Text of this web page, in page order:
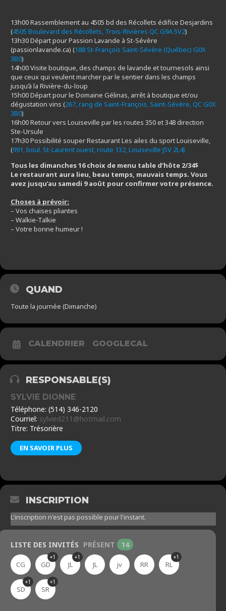
13h00 Rassemblement au 4505 bd des Récollets édifice Desjardins
(4505 Boulevard des Récollets, Trois-Rivières QC G9A 5V2)
13h30 Départ pour Passion Lavande à St-Sévère
(passionlavande.ca) (188 St-François Saint-Sévère (Québec) G0X
3B0)
14h00 Visite boutique, des champs de lavande et tournesols ainsi
que ceux qui veulent marcher par le sentier dans les champs
jusqu’à la Rivière-du-loup
15h00 Départ pour le Domaine Gélinas, arrêt à boutique et/ou
dégustation vins (267, rang de Saint-François, Saint-Sévère, QC G0X
3B0)
16h00 Retour vers Louiseville par les routes 350 et 348 direction
Ste-Ursule
17h30 Possibilité souper Restaurant Les ailes du sport Louiseville,
(991, boul. St-Laurent ouest, route 132, Louiseville J5V 2L4)
Tous les dimanches 16 choix de menu table d’hôte 2/34$
Le restaurant aura lieu, beau temps, mauvais temps. Vous
avez jusqu’au samedi 9 août pour confirmer votre présence.
Choses à prévoir:
– Vos chaises pliantes
– Walkie-Talkie
– Votre bonne humeur !
QUAND
Toute la journée (Dimanche)
CALENDRIER GOOGLECAL
RESPONSABLE(S)
SYLVIE DIONNE
Téléphone: (514) 346-2120
Courriel: sylvied211@hotmail.com
Titre: Trésorière
EN SAVOIR PLUS
INSCRIPTION
L'inscription n'est pas possible pour l'instant.
LISTE DES INVITÉS PRÉSENT 14
CG GD
+1
JL
+1
JL jv RR RL
+1
SD
+1
SR
+1